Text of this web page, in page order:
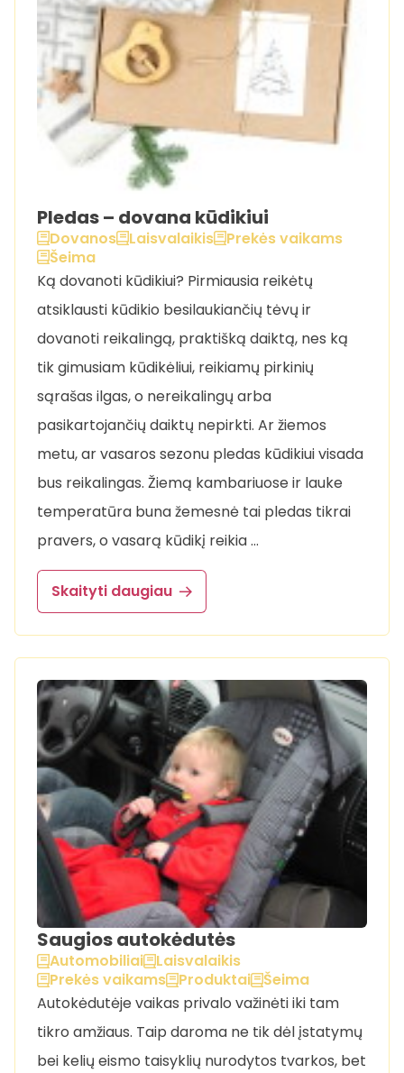
Pledas – dovana kūdikiui
Dovanos Laisvalaikis
Prekės vaikams
Šeima
Ką dovanoti kūdikiui? Pirmiausia reikėtų
atsiklausti kūdikio besilaukiančių tėvų ir
dovanoti reikalingą, praktišką daiktą, nes ką
tik gimusiam kūdikėliui, reikiamų pirkinių
sąrašas ilgas, o nereikalingų arba
pasikartojančių daiktų nepirkti. Ar žiemos
metu, ar vasaros sezonu pledas kūdikiui visada
bus reikalingas. Žiemą kambariuose ir lauke
temperatūra buna žemesnė tai pledas tikrai
pravers, o vasarą kūdikį reikia …
Skaityti daugiau
Saugios autokėdutės
Automobiliai
Laisvalaikis
Prekės vaikams
Produktai
Šeima
Autokėdutėje vaikas privalo važinėti iki tam
tikro amžiaus. Taip daroma ne tik dėl įstatymų
bei kelių eismo taisyklių nurodytos tvarkos, bet